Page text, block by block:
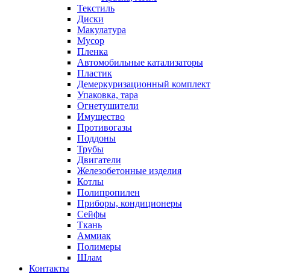
Текстиль
Диски
Макулатура
Мусор
Пленка
Автомобильные катализаторы
Пластик
Демеркуризационный комплект
Упаковка, тара
Огнетушители
Имущество
Противогазы
Поддоны
Трубы
Двигатели
Железобетонные изделия
Котлы
Полипропилен
Приборы, кондиционеры
Сейфы
Ткань
Аммиак
Полимеры
Шлам
Контакты